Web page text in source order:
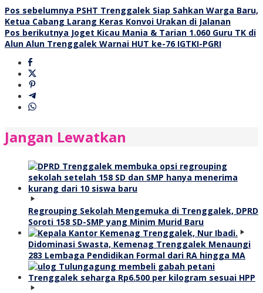
Navigasi
pos
Pos sebelumnya PSHT Trenggalek Siap Sahkan Warga Baru,
Ketua Cabang Larang Keras Konvoi Urakan di Jalanan
Pos berikutnya Joget Kicau Mania & Tarian 1.060 Guru TK di
Alun Alun Trenggalek Warnai HUT ke-76 IGTKI-PGRI
Jangan Lewatkan
Regrouping Sekolah Mengemuka di Trenggalek, DPRD
Soroti 158 SD-SMP yang Minim Murid Baru
Didominasi Swasta, Kemenag Trenggalek Menaungi
283 Lembaga Pendidikan Formal dari RA hingga MA